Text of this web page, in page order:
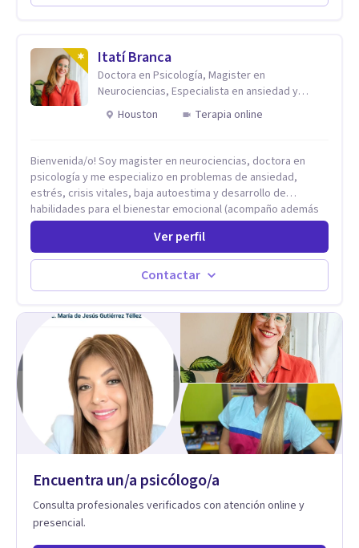
Itatí Branca
Doctora en Psicología, Magister en
Neurociencias, Especialista en ansiedad y
mindfulness
Houston Terapia online
Bienvenida/o! Soy magister en neurociencias, doctora en
psicología y me especializo en problemas de ansiedad,
estrés, crisis vitales, baja autoestima y desarrollo de
habilidades para el bienestar emocional (acompaño además
problemáticas como la desregulación emocional, tendencias
perfeccionistas, liderazgo, problemas de sueño, depresión,
entre otras).
Ver perfil
Contactar
Encuentra un/a psicólogo/a
Consulta profesionales verificados con atención online y
presencial.